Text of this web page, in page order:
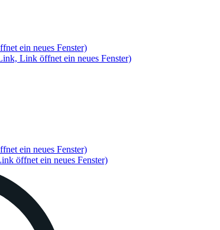
ein neues Fenster)
Link öffnet ein neues Fenster)
ein neues Fenster)
öffnet ein neues Fenster)